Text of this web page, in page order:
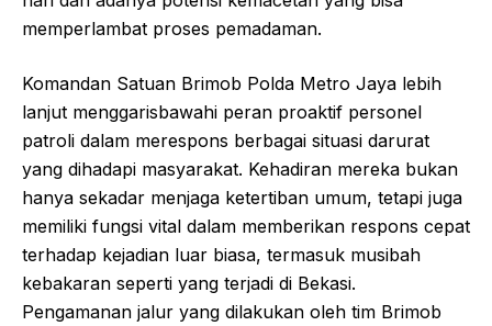
memperlambat proses pemadaman.
Komandan Satuan Brimob Polda Metro Jaya lebih
lanjut menggarisbawahi peran proaktif personel
patroli dalam merespons berbagai situasi darurat
yang dihadapi masyarakat. Kehadiran mereka bukan
hanya sekadar menjaga ketertiban umum, tetapi juga
memiliki fungsi vital dalam memberikan respons cepat
terhadap kejadian luar biasa, termasuk musibah
kebakaran seperti yang terjadi di Bekasi.
Pengamanan jalur yang dilakukan oleh tim Brimob